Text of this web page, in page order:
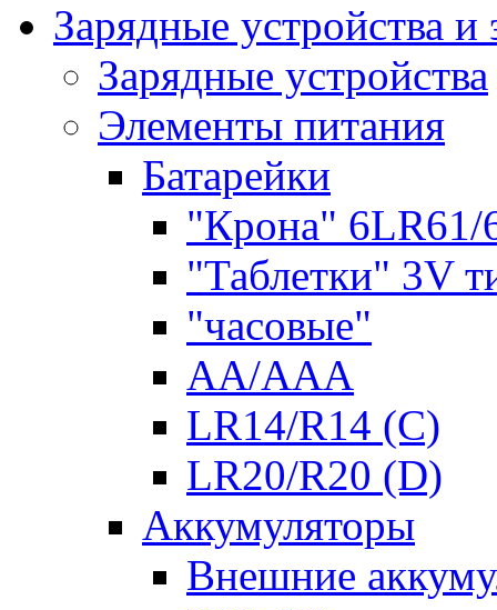
Зарядные устройства
Зарядные устройства
Элементы питания
Батарейки
"Крона" 6LR61/
"Таблетки" 3V
"часовые"
AA/AAA
LR14/R14 (C)
LR20/R20 (D)
Аккумуляторы
Внешние